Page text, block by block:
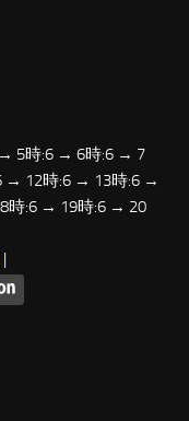
5時:6 → 6時:6 → 7
→ 12時:6 → 13時:6 →
時:6 → 19時:6 → 20
|